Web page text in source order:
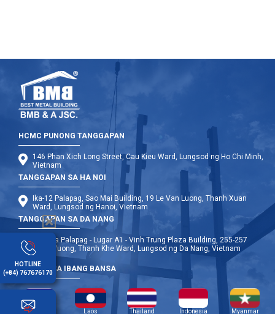
HCMC PUNONG TANGGAPAN
146 Phan Xich Long Street, Cau Kieu Ward, Lungsod ng Ho Chi Minh,
Vietnam
TANGGAPAN SA HA NOI
Ika-12 Palapag, Sao Mai Building, 19 Le Van Luong, Thanh Xuan
Ward, Lungsod ng Hanoi, Vietnam
TANGGAPAN SA DA NANG
Ika-9 na Palapag - Lugar A1 - Vinh Trung Plaza Building, 255-257
Hung Vuong, Thanh Khe Ward, Lungsod ng Da Nang, Vietnam
OPISINA SA IBANG BANSA
Cambodia Laos Thailand Indonesia Myanmar
HOTLINE
(+84) 767676170